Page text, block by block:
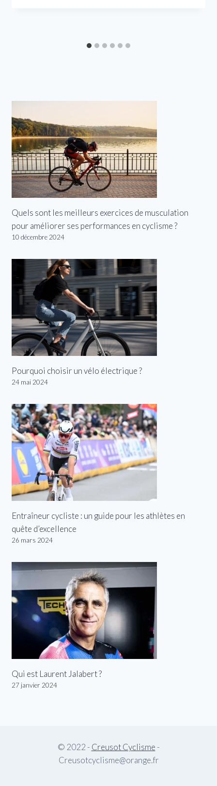
Quels sont les meilleurs exercices de musculation
pour améliorer ses performances en cyclisme ?
10 décembre 2024
Pourquoi choisir un vélo électrique ?
24 mai 2024
Entraîneur cycliste : un guide pour les athlètes en
quête d’excellence
26 mars 2024
Qui est Laurent Jalabert ?
27 janvier 2024
© 2022 - Creusot Cyclisme -
Creusotcyclisme@orange.fr